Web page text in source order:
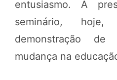
entusiasmo. A
seminário,
demonstração
mudança na